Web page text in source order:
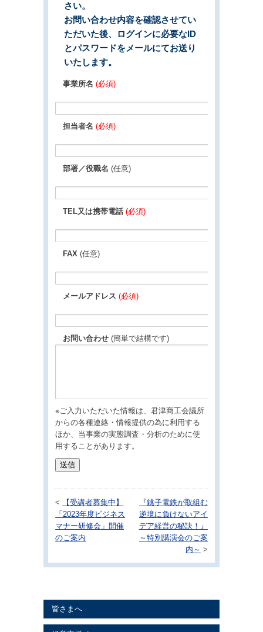
さい。
お問い合わせ内容を確認させてい
ただいた後、ログインに必要なID
とパスワードをメールにてお送り
いたします。
事業所名 (必須)
担当者名 (必須)
部署／役職名 (任意)
TEL又は携帯電話 (必須)
FAX (任意)
メールアドレス (必須)
お問い合わせ (簡単で結構です)
※ご入力いただいた情報は、君津商工会議所
からの各種連絡・情報提供の為に利用する
ほか、当事業の実態調査・分析のために使
用することがあります。
<
【受講者募集中】
「2023年度ビジネス
マナー研修会」開催
のご案内
『銚子電鉄が取組む
逆境に負けないアイ
デア経営の秘訣！』
～特別講演会のご案
内～ >
皆さまへ